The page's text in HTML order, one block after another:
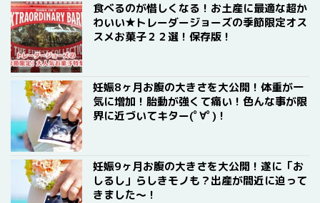
食べるのが惜しくなる！お土産に最適な超か
わいい★トレーダージョーズの季節限定オス
スメお菓子２２選！保存版！
妊娠8ヶ月お腹の大きさを大公開！体重が一
気に増加！胎動が強くて痛い！色んな事が限
界に近づいてキター(ﾟ∀ﾟ)！
妊娠9ヶ月お腹の大きさを大公開！遂に「お
しるし」らしきモノも？出産が間近に迫って
きました〜！